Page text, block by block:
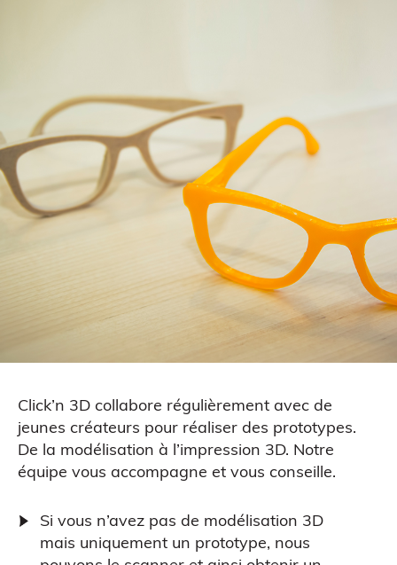
ATELIERS & ÉVÈNEMENTS
Figurine bobble head
Click’n 3D collabore régulièrement avec de
jeunes créateurs pour réaliser des prototypes.
De la modélisation à l’impression 3D. Notre
équipe vous accompagne et vous conseille.
Si vous n’avez pas de modélisation 3D
mais uniquement un prototype, nous